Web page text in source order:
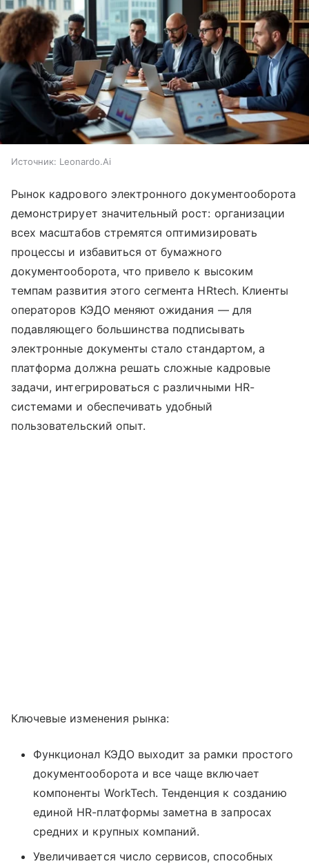
Источник: Leonardo.Ai
Рынок кадрового электронного документооборота
демонстрирует значительный рост: организации
всех масштабов стремятся оптимизировать
процессы и избавиться от бумажного
документооборота, что привело к высоким
темпам развития этого сегмента HRtech. Клиенты
операторов КЭДО меняют ожидания — для
подавляющего большинства подписывать
электронные документы стало стандартом, а
платформа должна решать сложные кадровые
задачи, интегрироваться с различными HR-
системами и обеспечивать удобный
пользовательский опыт.
Ключевые изменения рынка:
Функционал КЭДО выходит за рамки простого
документооборота и все чаще включает
компоненты WorkTech. Тенденция к созданию
единой HR-платформы заметна в запросах
средних и крупных компаний.
Увеличивается число сервисов, способных